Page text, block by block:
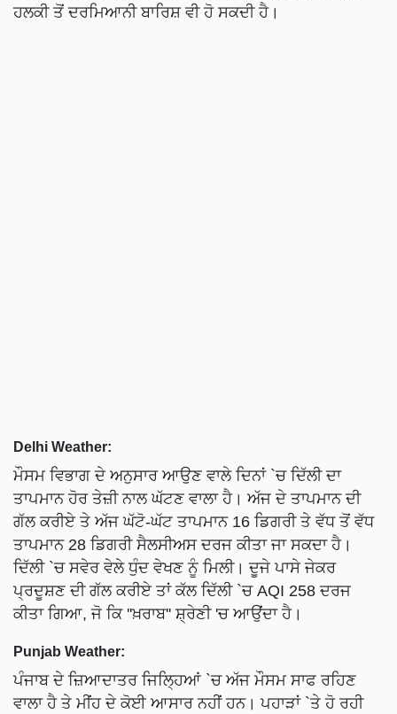
ਹਲਕੀ ਤੋਂ ਦਰਮਿਆਨੀ ਬਾਰਿਸ਼ ਵੀ ਹੋ ਸਕਦੀ ਹੈ।
Delhi Weather:
ਮੌਸਮ ਵਿਭਾਗ ਦੇ ਅਨੁਸਾਰ ਆਉਣ ਵਾਲੇ ਦਿਨਾਂ `ਚ ਦਿੱਲੀ ਦਾ
ਤਾਪਮਾਨ ਹੋਰ ਤੇਜ਼ੀ ਨਾਲ ਘੱਟਣ ਵਾਲਾ ਹੈ। ਅੱਜ ਦੇ ਤਾਪਮਾਨ ਦੀ
ਗੱਲ ਕਰੀਏ ਤੇ ਅੱਜ ਘੱਟੋ-ਘੱਟ ਤਾਪਮਾਨ 16 ਡਿਗਰੀ ਤੇ ਵੱਧ ਤੋਂ ਵੱਧ
ਤਾਪਮਾਨ 28 ਡਿਗਰੀ ਸੈਲਸੀਅਸ ਦਰਜ ਕੀਤਾ ਜਾ ਸਕਦਾ ਹੈ।
ਦਿੱਲੀ `ਚ ਸਵੇਰ ਵੇਲੇ ਧੁੰਦ ਵੇਖਣ ਨੂੰ ਮਿਲੀ। ਦੂਜੇ ਪਾਸੇ ਜੇਕਰ
ਪ੍ਰਦੂਸ਼ਣ ਦੀ ਗੱਲ ਕਰੀਏ ਤਾਂ ਕੱਲ ਦਿੱਲੀ `ਚ AQI 258 ਦਰਜ
ਕੀਤਾ ਗਿਆ, ਜੋ ਕਿ ''ਖ਼ਰਾਬ'' ਸ਼੍ਰੇਣੀ 'ਚ ਆਉਂਦਾ ਹੈ।
Punjab Weather:
ਪੰਜਾਬ ਦੇ ਜ਼ਿਆਦਾਤਰ ਜਿਲ੍ਹਿਆਂ `ਚ ਅੱਜ ਮੌਸਮ ਸਾਫ ਰਹਿਣ
ਵਾਲਾ ਹੈ ਤੇ ਮੀਂਹ ਦੇ ਕੋਈ ਆਸਾਰ ਨਹੀਂ ਹਨ। ਪਹਾੜਾਂ `ਤੇ ਹੋ ਰਹੀ